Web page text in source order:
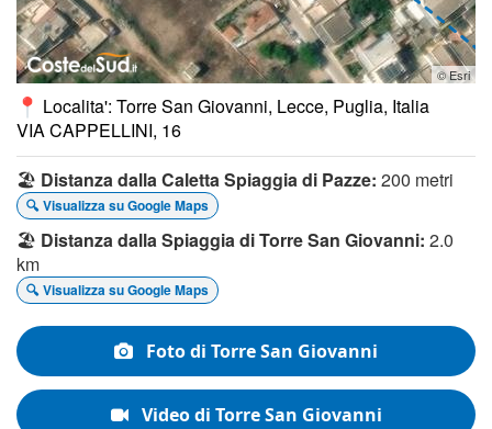
© Esri
Localita': Torre San Giovanni, Lecce, Puglia, Italia
VIA CAPPELLINI, 16
🏖️ Distanza dalla Caletta Spiaggia di Pazze: 200 metri
🔍 Visualizza su Google Maps
🏖️ Distanza dalla Spiaggia di Torre San Giovanni: 2.0
km
🔍 Visualizza su Google Maps
Foto di Torre San Giovanni
Video di Torre San Giovanni